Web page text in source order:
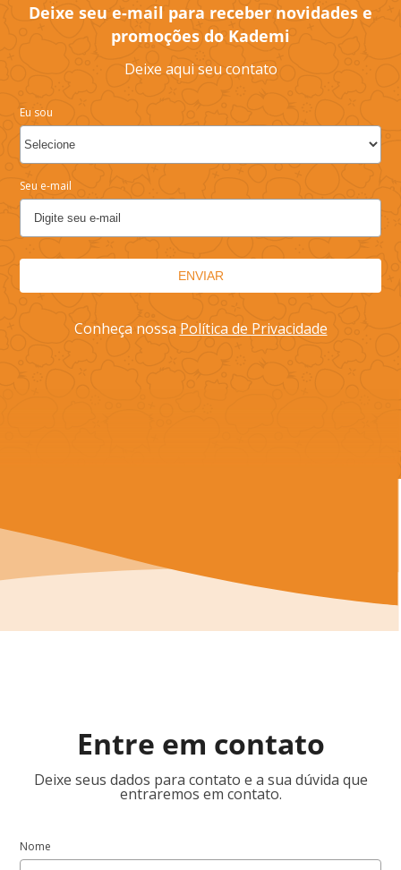
Deixe seu e-mail para receber novidades e
promoções do Kademi
Deixe aqui seu contato
Eu sou
Seu e-mail
ENVIAR
Conheça nossa Política de Privacidade
Entre em contato
Deixe seus dados para contato e a sua dúvida que
entraremos em contato.
Nome